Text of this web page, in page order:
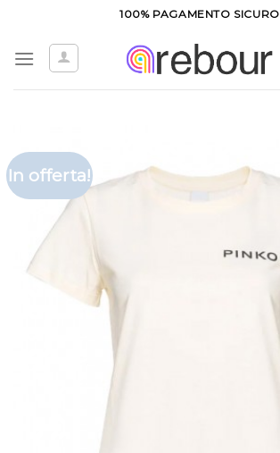
contenuti
100% PAGAMENTO SICURO
In offerta!